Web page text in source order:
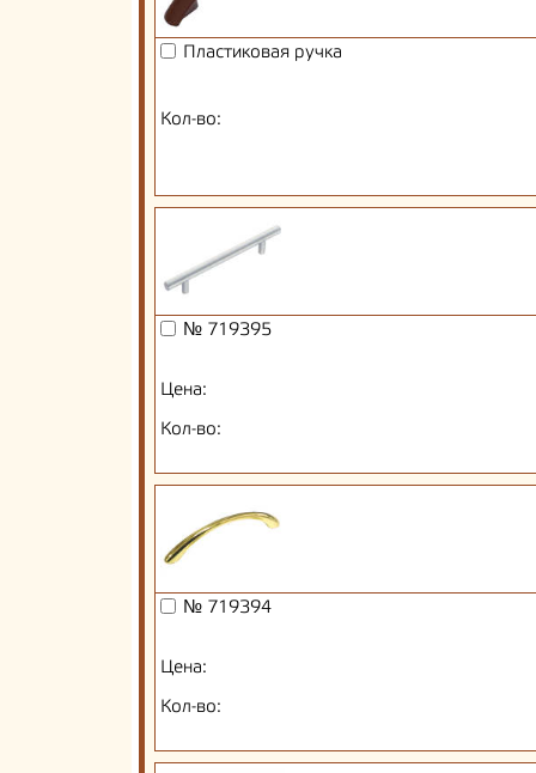
Пластиковая ручка
Кол-во:
№ 719395
Цена:
Кол-во:
№ 719394
Цена:
Кол-во: